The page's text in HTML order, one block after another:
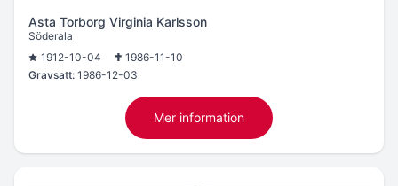
Asta Torborg Virginia Karlsson
Söderala
1912-10-04
1986-11-10
Gravsatt: 1986-12-03
Mer information